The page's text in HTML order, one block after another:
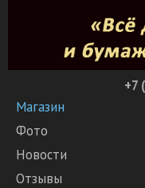
+7
Магазин
Фото
Новости
Отзывы